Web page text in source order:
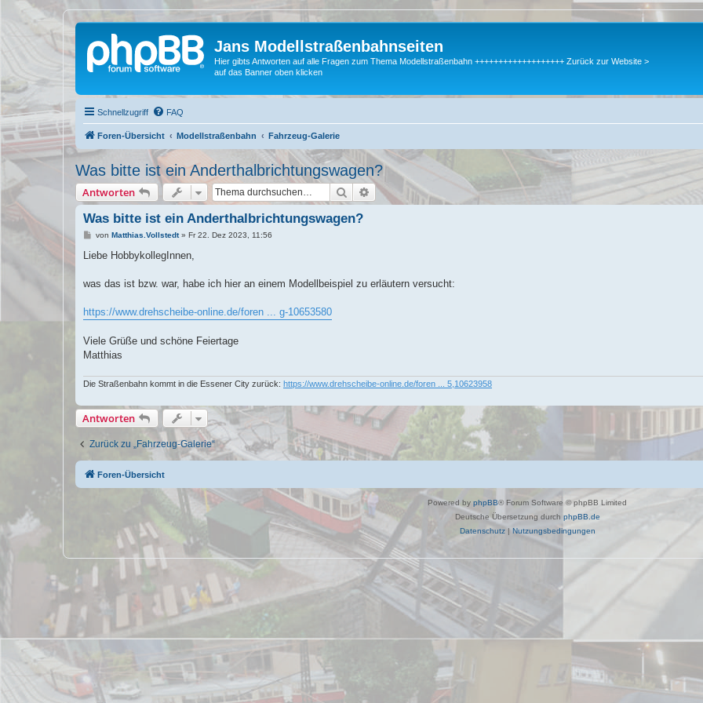
Jans Modellstraßenbahnseiten
Hier gibts Antworten auf alle Fragen zum Thema Modellstraßenbahn +++++++++++++++++++ Zurück zur Website >
auf das Banner oben klicken
Schnellzugriff FAQ
Foren-Übersicht Modellstraßenbahn Fahrzeug-Galerie
Was bitte ist ein Anderthalbrichtungswagen?
Antworten Suche Erweiterte Suche
Was bitte ist ein Anderthalbrichtungswagen?
B
i
a
von Matthias.Vollstedt» Fr 22. Dez 2023, 11:56
Liebe HobbykollegInnen,
was das ist bzw. war, habe ich hier an einem Modellbeispiel zu erläutern versucht:
https://www.drehscheibe-online.de/foren ... g-10653580
Viele Grüße und schöne Feiertage
Matthias
Die Straßenbahn kommt in die Essener City zurück: https://www.drehscheibe-online.de/foren ... 5,10623958
Antworten
Zurück zu „Fahrzeug-Galerie“
Foren-Übersicht
Powered by phpBB® Forum Software © phpBB Limited
Deutsche Übersetzung durch phpBB.de
Datenschutz| Nutzungsbedingungen